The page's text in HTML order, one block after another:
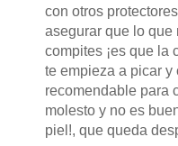
con otros
asegurar que lo que
compites ¡es que la
te empieza a picar
recomendable para
molesto y no es
piel!, que queda